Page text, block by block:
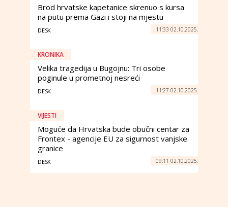
Brod hrvatske kapetanice skrenuo s kursa
na putu prema Gazi i stoji na mjestu
DESK 11:33 02.10.2025.
KRONIKA
Velika tragedija u Bugojnu: Tri osobe
poginule u prometnoj nesreći
DESK 11:27 02.10.2025.
VIJESTI
Moguće da Hrvatska bude obučni centar za
Frontex - agencije EU za sigurnost vanjske
granice
DESK 09:11 02.10.2025.